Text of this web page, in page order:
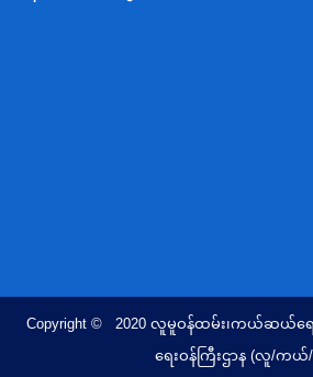
တိုင်းရင်းသားလူမျိုးရေးရာဝန်ကြီးဌာန
ပြည်ထောင်စုရာထူးဝန်အဖွဲ့ရုံး
Copyright © 2020 လူမူဝန်ထမ်း၊ကယ်ဆယ်ရေ
ရေးဝန်ကြီးဌာန (လူ/ကယ်/